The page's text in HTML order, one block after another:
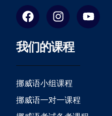
F
a
e
b
o
o
k
I
n
t
a
g
r
a
m
Y
o
我们的课程
挪威语小组课程
挪威语一对一课程